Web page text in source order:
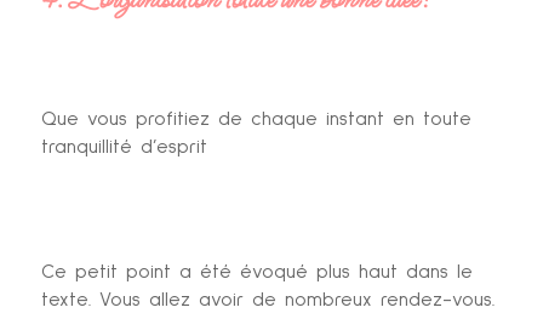
Que vous profitiez de chaque instant en toute
tranquillité d’esprit
Ce petit point a été évoqué plus haut dans le
texte. Vous allez avoir de nombreux rendez-vous.